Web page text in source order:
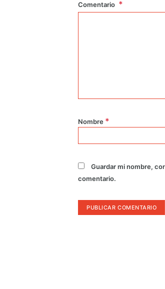
Comentario
Nombre *
Guardar mi nombre,
comentario.